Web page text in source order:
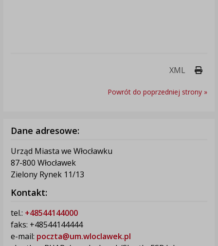
XML
Powrót do poprzedniej strony »
Dane adresowe:
Urząd Miasta we Włocławku
87-800 Włocławek
Zielony Rynek 11/13
Kontakt:
tel.: +48544144000
faks: +48544144444
e-mail: poczta@um.wloclawek.pl